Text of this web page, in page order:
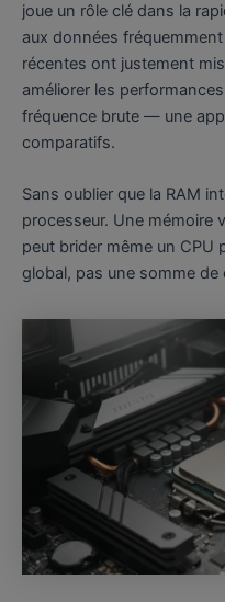
joue un rôle clé dans la
aux données
récentes ont justement
améliorer les
fréquence brute — une
comparatifs.
Sans oublier que la RAM
processeur. Une mémoire
peut brider même un CPU
global, pas une somme